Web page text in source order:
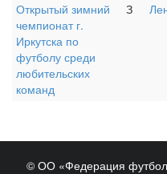
Открытый зимний
чемпионат г.
Иркутска по
футболу среди
любительских
команд
З
© ОО «Федерация